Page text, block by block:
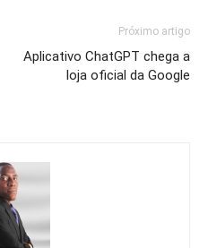
Próximo artigo
Aplicativo ChatGPT chega a
loja oficial da Google